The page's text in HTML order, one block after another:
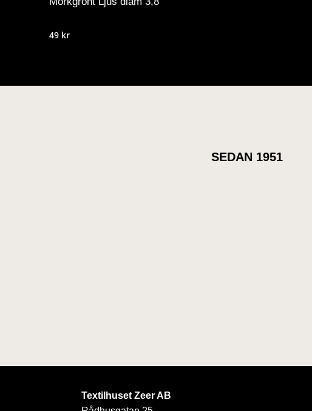
49 kr
SEDAN 1951
Textilhuset Zeer AB